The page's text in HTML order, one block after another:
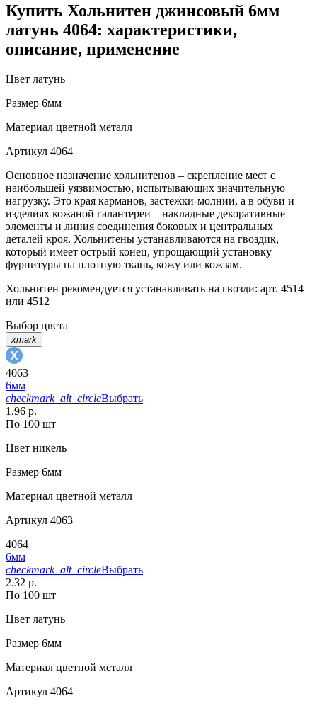
Купить Хольнитен джинсовый 6мм
латунь 4064: характеристики,
описание, применение
Цвет латунь
Размер 6мм
Материал цветной металл
Артикул 4064
Основное назначение хольнитенов – скрепление мест с
наибольшей уязвимостью, испытывающих значительную
нагрузку. Это края карманов, застежки-молнии, а в обуви и
изделиях кожаной галантереи – накладные декоративные
элементы и линия соединения боковых и центральных
деталей кроя. Хольнитены устанавливаются на гвоздик,
который имеет острый конец, упрощающий установку
фурнитуры на плотную ткань, кожу или кожзам.
Хольнитен рекомендуется устанавливать на гвозди: арт. 4514
или 4512
Выбор цвета
xmark
4063
6мм
checkmark_alt_circleВыбрать
1.96 р.
По 100 шт
Цвет никель
Размер 6мм
Материал цветной металл
Артикул 4063
4064
6мм
checkmark_alt_circleВыбрать
2.32 р.
По 100 шт
Цвет латунь
Размер 6мм
Материал цветной металл
Артикул 4064